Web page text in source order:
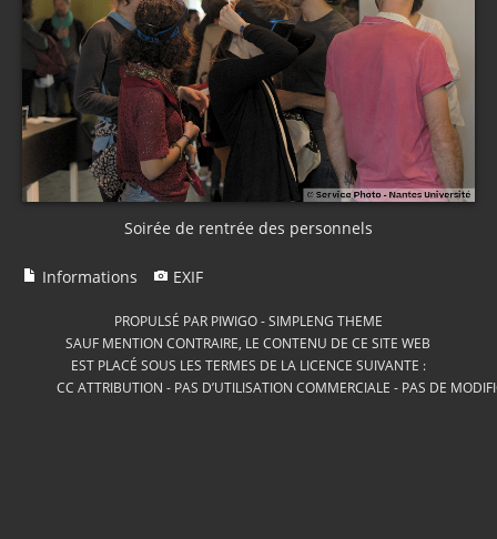
Soirée de rentrée des personnels
Informations EXIF
PROPULSÉ PAR PIWIGO-SIMPLENG THEME
SAUF MENTION CONTRAIRE, LE CONTENU DE CE SITE WEB
EST PLACÉ SOUS LES TERMES DE LA LICENCE SUIVANTE :
CC ATTRIBUTION - PAS D’UTILISATION COMMERCIALE - PAS DE